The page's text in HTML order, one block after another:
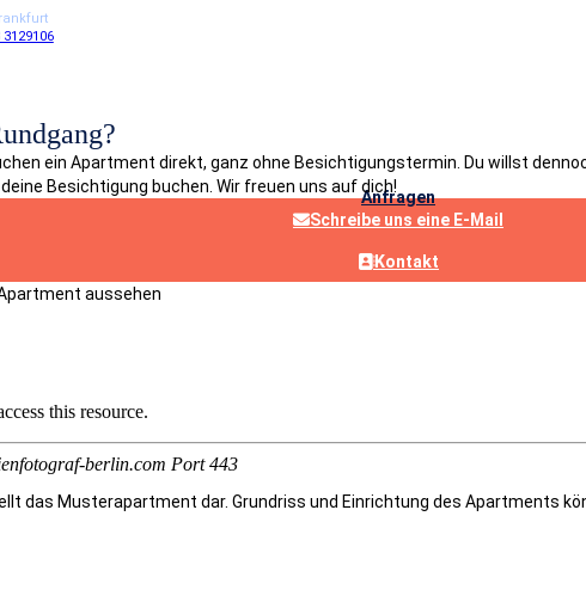
Anfragen
ein Apartment direkt, ganz ohne Besichtigungstermin. Du willst
Besichtigung buchen. Wir freuen uns auf dich!
Schreibe uns eine E-Mail
Kontakt
aussehen
das Musterapartment dar. Grundriss und Einrichtung des Apartments